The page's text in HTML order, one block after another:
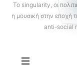
To singularity, οι
η μουσική στην
anti-social